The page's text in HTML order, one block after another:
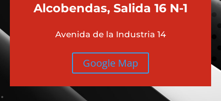
Alcobendas, Salida 16 N-1
Avenida de la Industria 14
Google Map